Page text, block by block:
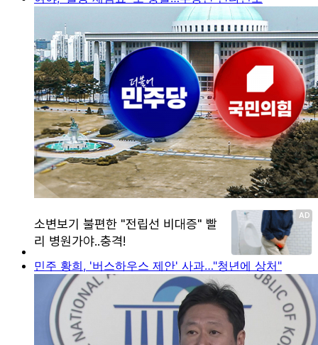
민주 황희, '버스하우스 제안' 사과…"청년에 상처"